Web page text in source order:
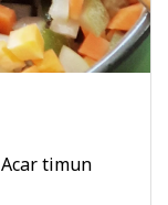
timun